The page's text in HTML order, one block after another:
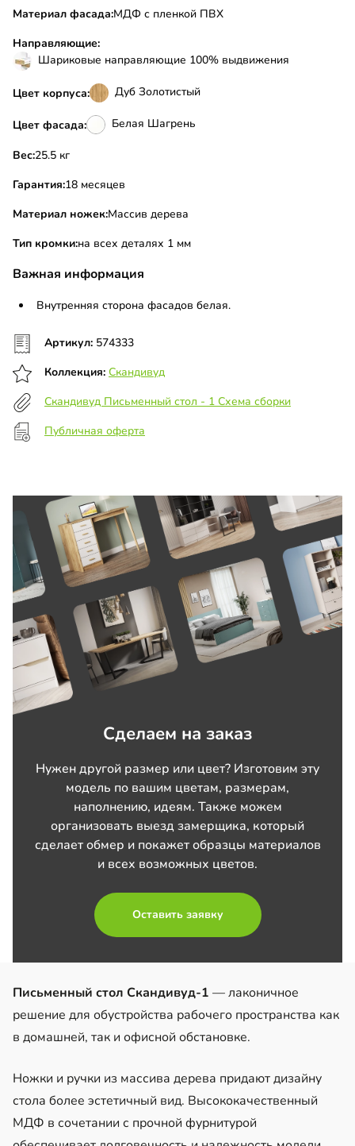
Материал фасада:МДФ с пленкой ПВХ
Направляющие:
Шариковые направляющие 100% выдвижения
Цвет корпуса: Дуб Золотистый
Цвет фасада: Белая Шагрень
Вес:
25.5 кг
Гарантия:18 месяцев
Материал ножек:Массив дерева
Тип кромки:на всех деталях 1 мм
Важная информация
Внутренняя сторона фасадов белая.
Артикул: 574333
Коллекция: Скандивуд
Скандивуд Письменный стол - 1 Схема сборки
Публичная оферта
Сделаем на заказ
Нужен другой размер или цвет? Изготовим эту
модель по вашим цветам, размерам,
наполнению, идеям. Также можем
организовать выезд замерщика, который
сделает обмер и покажет образцы материалов
и всех возможных цветов.
Оставить заявку
Письменный стол Скандивуд-1 — лаконичное
решение для обустройства рабочего пространства как
в домашней, так и офисной обстановке.
Ножки и ручки из массива дерева придают дизайну
стола более эстетичный вид. Высококачественный
МДФ в сочетании с прочной фурнитурой